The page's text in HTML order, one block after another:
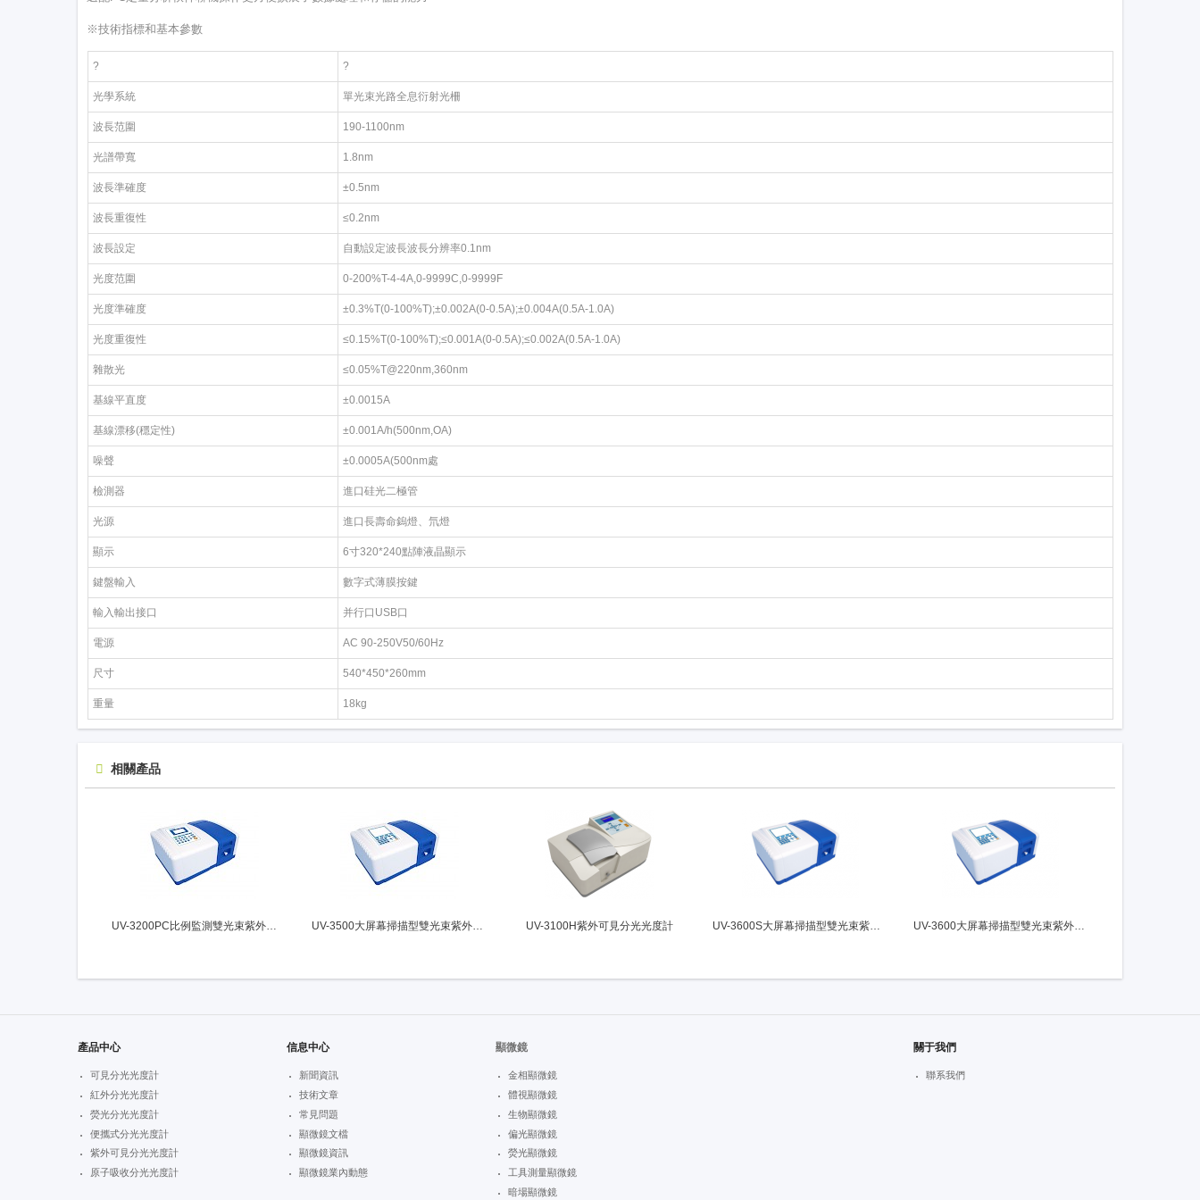
※技術指標和基本參數
? ?
光學系統 單光束光路全息衍射光柵
波長范圍 190-1100nm
光譜帶寬 1.8nm
波長準確度 ±0.5nm
波長重復性 ≤0.2nm
波長設定 自動設定波長波長分辨率0.1nm
光度范圍 0-200%T-4-4A,0-9999C,0-9999F
光度準確度 ±0.3%T(0-100%T);±0.002A(0-0.5A);±0.004A(0.5A-1.0A)
光度重復性 ≤0.15%T(0-100%T);≤0.001A(0-0.5A);≤0.002A(0.5A-1.0A)
雜散光 ≤0.05%T@220nm,360nm
基線平直度 ±0.0015A
基線漂移(穩定性) ±0.001A/h(500nm,OA)
噪聲 ±0.0005A(500nm處
檢測器 進口硅光二極管
光源 進口長壽命鎢燈、氘燈
顯示 6寸320*240點陣液晶顯示
鍵盤輸入 數字式薄膜按鍵
輸入輸出接口 并行口USB口
電源 AC 90-250V50/60Hz
尺寸 540*450*260mm
重量 18kg
相關產品
UV-3200PC比例監測雙光束紫外可見分光光度計 UV-3500大屏幕掃描型雙光束紫外可見分光光度計 UV-3100H紫外可見分光光度計 UV-3600S大屏幕掃描型雙光束紫外可見分光光度計 UV-3600大屏幕掃描型雙光束紫外可見分光光度計
產品中心
可見分光光度計
紅外分光光度計
熒光分光光度計
便攜式分光光度計
紫外可見分光光度計
原子吸收分光光度計
信息中心
新聞資訊
技術文章
常見問題
顯微鏡文檔
顯微鏡資訊
顯微鏡業內動態
顯微鏡
金相顯微鏡
體視顯微鏡
生物顯微鏡
偏光顯微鏡
熒光顯微鏡
工具測量顯微鏡
暗場顯微鏡
關于我們
聯系我們